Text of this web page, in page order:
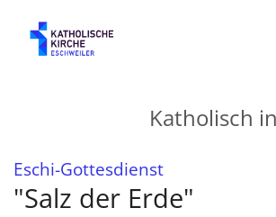
Katholisch
Eschi-Gottesdienst:
"Salz der Erde"